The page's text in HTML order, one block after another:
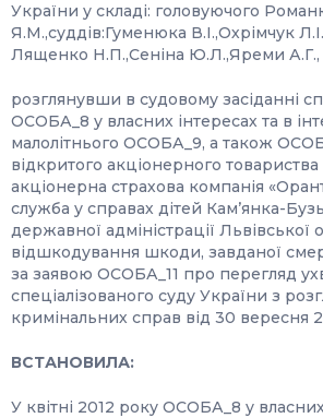
України у складі: головуючого
Я.М.,суддів:Гуменюка В.І.,Охрімчук
Лященко Н.П.,Сеніна Ю.Л.,Яреми А.Г.,
розглянувши в судовому засіданні
ОСОБА_8 у власних інтересах та в
малолітнього ОСОБА_9, а також
відкритого акціонерного
акціонерна страхова компанія
служба у справах дітей Кам’янка-
державної адміністрації Львівської
відшкодування шкоди, завданої
за заявою ОСОБА_11 про перегляд
спеціалізованого суду України з
кримінальних справ від 30 вересня
ВСТАНОВИЛА:
У квітні 2012 року ОСОБА_8 у власних